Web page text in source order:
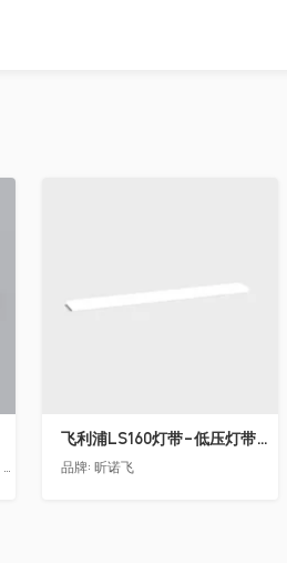
飞利浦LS160灯带-低压灯带-100mm
品牌:昕诺飞